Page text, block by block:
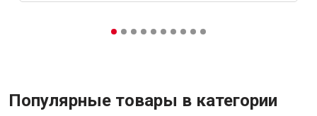
Популярные товары в категории